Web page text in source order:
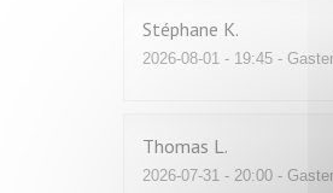
Stéphane K
2026-08-01 - 19:45 -
Thomas L
2026-07-31 - 20:00 -